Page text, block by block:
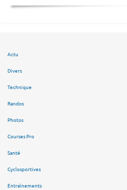
Actu
Divers
Technique
Randos
Photos
Courses Pro
Santé
Cyclosportives
Entraînements